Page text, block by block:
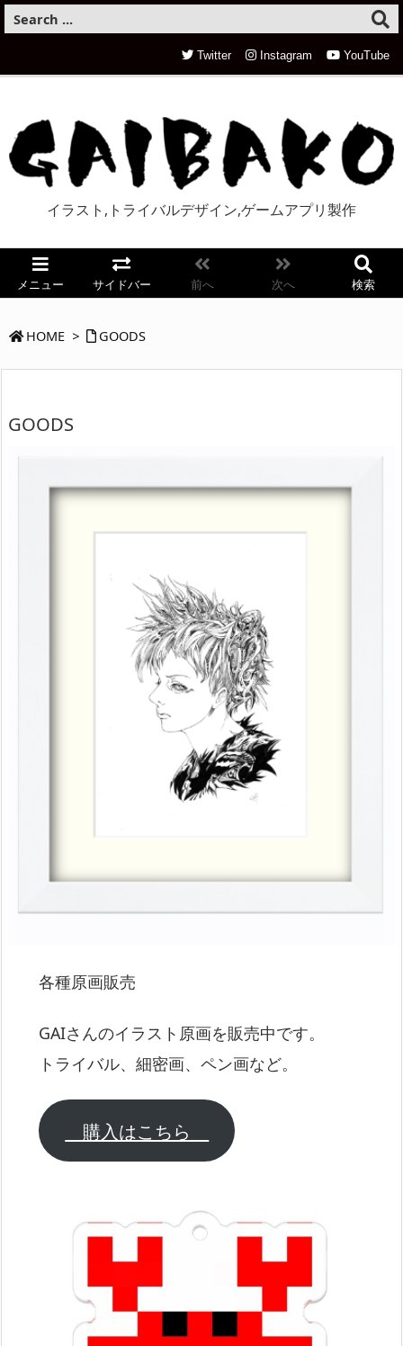
イラスト,トライバルデザイン,ゲームアプリ製作
メニュー サイドバー 前へ 次へ 検索
Twitter Instagram YouTube
HOME > GOODS
GOODS
各種原画販売
GAIさんのイラスト原画を販売中です。
トライバル、細密画、ペン画など。
購入はこちら